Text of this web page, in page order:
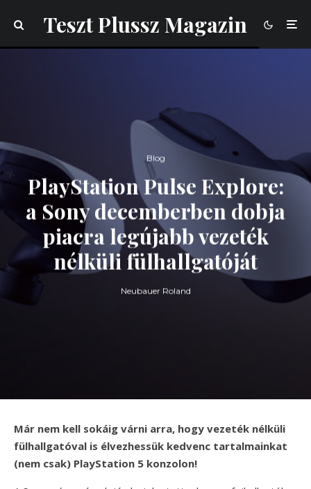
Teszt Plussz Magazin
Blog
PlayStation Pulse Explore:
a Sony decemberben dobja
piacra legújabb vezeték
nélküli fülhallgatóját
Neubauer Roland
Már nem kell sokáig várni arra, hogy vezeték nélküli
fülhallgatóval is élvezhessük kedvenc tartalmainkat
(nem csak) PlayStation 5 konzolon!